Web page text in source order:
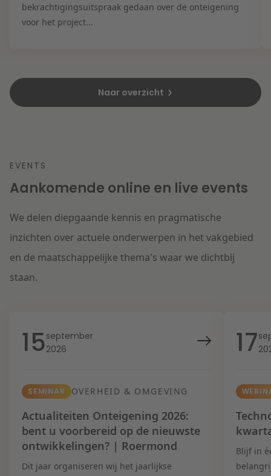
bekrachtigingsuitspraak gedaan over de onteigening
voor het project...
Naar overzicht
EVENTS
Aankomende online en live events
We delen diepgaande kennis en pragmatische
inzichten over actuele onderwerpen in het vakgebied
en de maatschappelijke thema's waar we dichtbij
staan.
15september
2026
SEMINAR OVERHEID & OMGEVING
Actualiteiten Onteigening 2026:
bent u voorbereid op de nieuwste
ontwikkelingen? | Roermond
Dit jaar organiseren wij het jaarlijkse
17
Blijf in